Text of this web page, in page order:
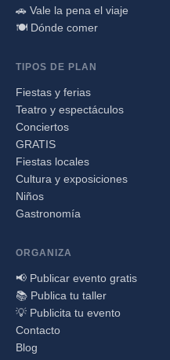
🚗 Vale la pena el viaje
🍽️ Dónde comer
TIPOS DE PLAN
Fiestas y ferias
Teatro y espectáculos
Conciertos
GRATIS
Fiestas locales
Cultura y exposiciones
Niños
Gastronomía
ORGANIZA
📢 Publicar evento gratis
📚 Publica tu taller
💡 Publicita tu evento
Contacto
Blog